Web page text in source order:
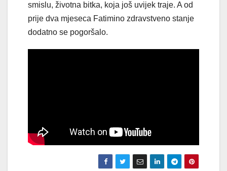
smislu, životna bitka, koja još uvijek traje. A od
prije dva mjeseca Fatimino zdravstveno stanje
dodatno se pogoršalo.